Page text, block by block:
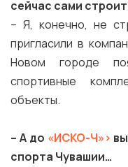
сейчас сами
– Я, конечно, не
пригласили в
Новом городе
спортивные
объекты.
– А до «ИСКО-Ч»>
спорта Чувашии…